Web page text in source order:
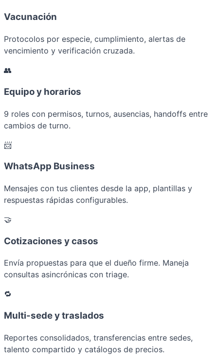
Vacunación
Protocolos por especie, cumplimiento, alertas de
vencimiento y verificación cruzada.
👥
Equipo y horarios
9 roles con permisos, turnos, ausencias, handoffs entre
cambios de turno.
📨
WhatsApp Business
Mensajes con tus clientes desde la app, plantillas y
respuestas rápidas configurables.
🤝
Cotizaciones y casos
Envía propuestas para que el dueño firme. Maneja
consultas asincrónicas con triage.
🔁
Multi-sede y traslados
Reportes consolidados, transferencias entre sedes,
talento compartido y catálogos de precios.